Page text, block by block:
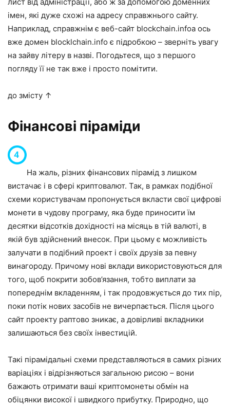
імен, які дуже схожі на адресу справжнього сайту.
Наприклад, справжнім є веб-сайт blockchain.infoа ось
вже домен blocklchain.info є підробкою – зверніть увагу
на зайву літеру в назві. Погодьтеся, що з першого
погляду її не так вже і просто помітити.
до змісту ↑
Фінансові піраміди
На жаль, різних фінансових пірамід з лишком
вистачає і в сфері криптовалют. Так, в рамках подібної
схеми користувачам пропонується вкласти свої цифрові
монети в чудову програму, яка буде приносити їм
десятки відсотків дохідності на місяць в тій валюті, в
якій був здійснений внесок. При цьому є можливість
залучати в подібний проект і своїх друзів за певну
винагороду. Причому нові вклади використовуються для
того, щоб покрити зобов’язання, тобто виплати за
попереднім вкладенням, і так продовжується до тих пір,
поки потік нових засобів не вичерпається. Після цього
сайт проекту раптово зникає, а довірливі вкладники
залишаються без своїх інвестицій.
Такі пірамідальні схеми представляються в самих різних
варіаціях і відрізняються загальною рисою – вони
бажають отримати ваші криптомонеты обмін на
обіцянки високої і швидкого прибутку. Природно, що